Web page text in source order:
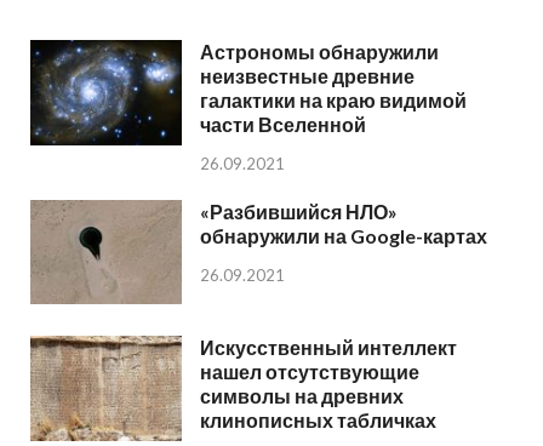
Астрономы обнаружили
неизвестные древние
галактики на краю видимой
части Вселенной
26.09.2021
«Разбившийся НЛО»
обнаружили на Google-картах
26.09.2021
Искусственный интеллект
нашел отсутствующие
символы на древних
клинописных табличках